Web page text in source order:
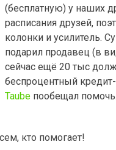
(бесплатную) у наших
расписания друзей,
колонки и усилитель.
подарил продавец (в
сейчас ещё 20 тыс
беспроцентный
Taube пообещал
кто помогает!